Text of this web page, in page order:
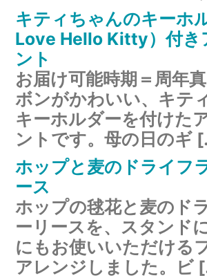
キティちゃんのキーホ
Love Hello Kitty）付き
ント
お届け可能時期＝周年
ボンがかわいい、キテ
キーホルダーを付けた
ントです。母の日のギ
ホップと麦のドライフ
ース
ホップの毬花と麦のド
ーリースを、スタンド
にもお使いいただける
アレンジしました。ビ